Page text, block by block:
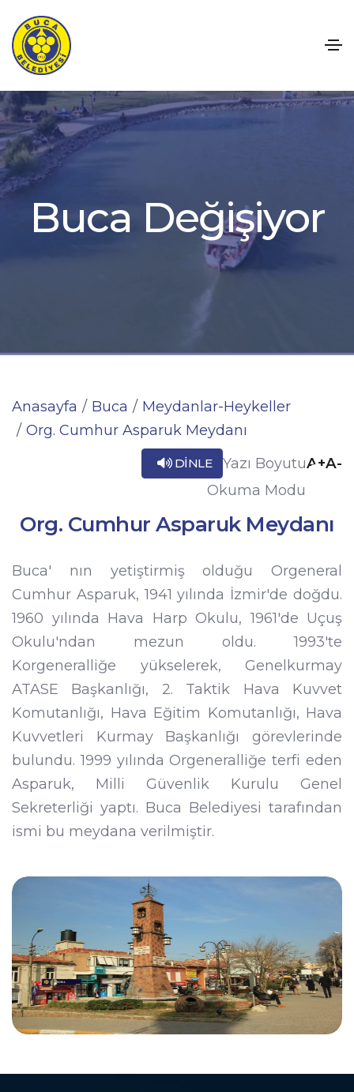
Buca Değişiyor
Anasayfa Buca
Meydanlar-Heykeller
Org. Cumhur Asparuk Meydanı
DINLE Yazı BoyutuA+A-
Okuma Modu
Org. Cumhur Asparuk Meydanı
Buca' nın yetiştirmiş olduğu Orgeneral
Cumhur Asparuk, 1941 yılında İzmir'de doğdu.
1960 yılında Hava Harp Okulu, 1961'de Uçuş
Okulu'ndan mezun oldu. 1993'te
Korgeneralliğe yükselerek, Genelkurmay
ATASE Başkanlığı, 2. Taktik Hava Kuvvet
Komutanlığı, Hava Eğitim Komutanlığı, Hava
Kuvvetleri Kurmay Başkanlığı görevlerinde
bulundu. 1999 yılında Orgeneralliğe terfi eden
Asparuk, Milli Güvenlik Kurulu Genel
Sekreterliği yaptı. Buca Belediyesi tarafından
ismi bu meydana verilmiştir.